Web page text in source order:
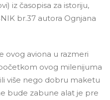
iz časopisa za istoriju,
br.37 autora Ognjana
ovog aviona u razmeri
ovog milenijuma
više nego dobru maketu
bude zabune alat je pre